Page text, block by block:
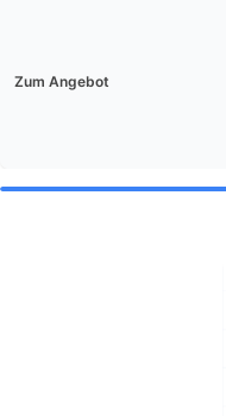
Zum Angebot